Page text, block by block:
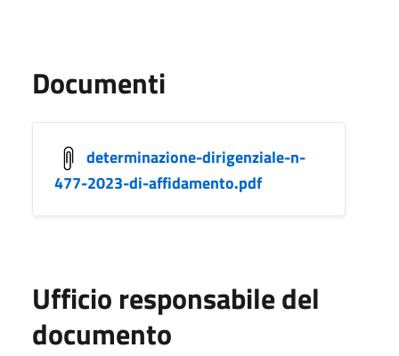
Documenti
determinazione-dirigenziale-n-
477-2023-di-affidamento.pdf
Ufficio responsabile del
documento